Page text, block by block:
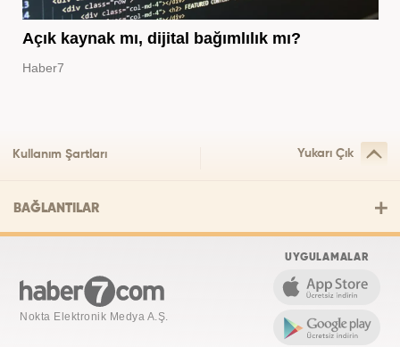
Açık kaynak mı, dijital bağımlılık mı?
Haber7
Kullanım Şartları Yukarı Çık
BAĞLANTILAR
Nokta Elektronik Medya A.Ş.
UYGULAMALAR